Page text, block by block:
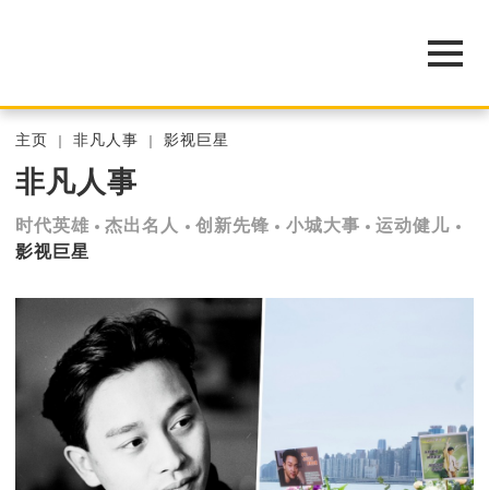
主页 非凡人事 影视巨星
非凡人事
时代英雄 杰出名人 创新先锋 小城大事
运动健儿
影视巨星